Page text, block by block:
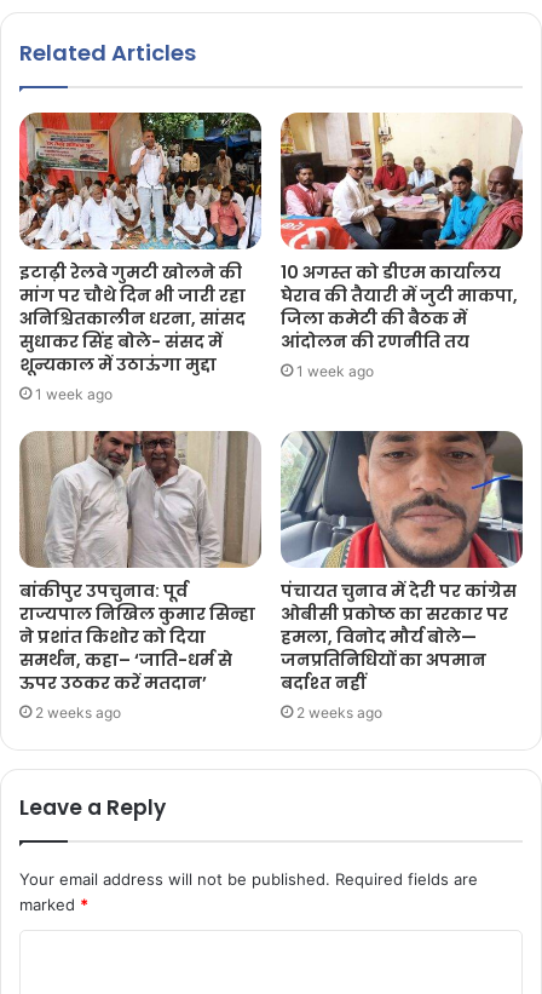
Related Articles
इटाढ़ी रेलवे गुमटी खोलने की
मांग पर चौथे दिन भी जारी रहा
अनिश्चितकालीन धरना, सांसद
सुधाकर सिंह बोले- संसद में
शून्यकाल में उठाऊंगा मुद्दा
1 week ago
10 अगस्त को डीएम कार्यालय
घेराव की तैयारी में जुटी माकपा,
जिला कमेटी की बैठक में
आंदोलन की रणनीति तय
1 week ago
बांकीपुर उपचुनाव: पूर्व
राज्यपाल निखिल कुमार सिन्हा
ने प्रशांत किशोर को दिया
समर्थन, कहा– ‘जाति-धर्म से
ऊपर उठकर करें मतदान’
2 weeks ago
पंचायत चुनाव में देरी पर कांग्रेस
ओबीसी प्रकोष्ठ का सरकार पर
हमला, विनोद मौर्य बोले—
जनप्रतिनिधियों का अपमान
बर्दाश्त नहीं
2 weeks ago
Leave a Reply
Your email address will not be published. Required fields are
marked *